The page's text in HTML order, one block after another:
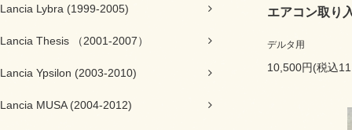
Lancia Lybra (1999-2005)
Lancia Thesis （2001-2007）
Lancia Ypsilon (2003-2010)
Lancia MUSA (2004-2012)
エアコン取り
デルタ用
10,500円(税込